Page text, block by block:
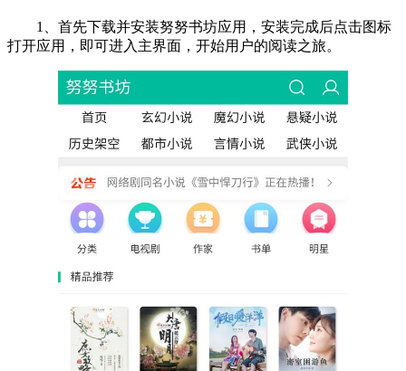
1、首先下载并安装努努书坊应用，安装完成后点击图标
打开应用，即可进入主界面，开始用户的阅读之旅。